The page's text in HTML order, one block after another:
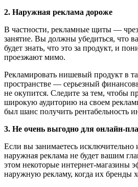
2. Наружная реклама дороже
В частности, рекламные щиты —
занятие. Вы должны убедиться, что
будет знать, что это за продукт, и
проезжают мимо.
Рекламировать нишевый продукт в
пространстве — серьезный
не окупится. Следите за тем, чтобы
широкую аудиторию на своем
был шанс получить рентабельность
3. Не очень выгодно для онлайн-
Если вы занимаетесь исключительно
наружная реклама не будет вашим
этом некоторые интернет-магазины
наружную рекламу, когда их бренды